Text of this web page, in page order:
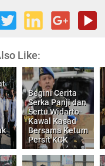
Like:
Begini Cerita
Serka Panji dan
Sertu Widarto
Kawal Kasad
Bersama Ketum
Persit KCK